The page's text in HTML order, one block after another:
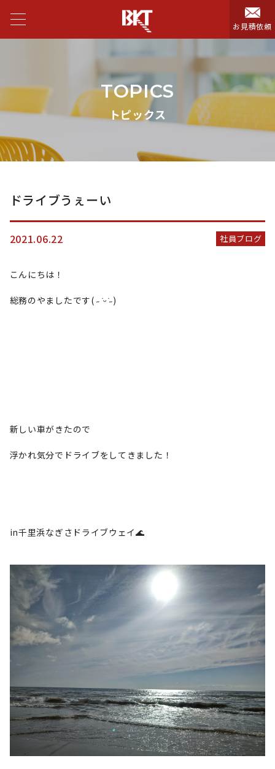
お見積依頼
TOPICS
トピックス
ドライブうぇーい
2021.06.22 社員ブログ
こんにちは！
総務のやましたです( ˶ ̇ᵕ ̇˶)
新しい車がきたので
浮かれ気分でドライブをしてきました！
in千里浜なぎさドライブウェイ🌊